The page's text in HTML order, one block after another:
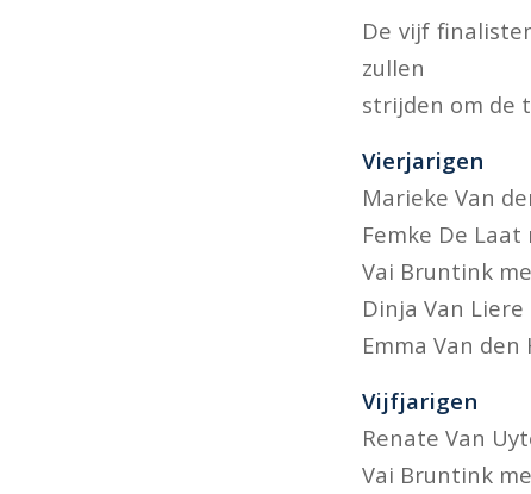
De vijf
zullen
strijden om de
Vierjarigen
Marieke Van
Femke De Laat
Vai Bruntink
Dinja Van
Emma Van
Vijfjarigen
Renate Van
Vai Bruntink